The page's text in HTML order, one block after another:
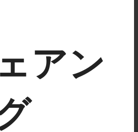
アン